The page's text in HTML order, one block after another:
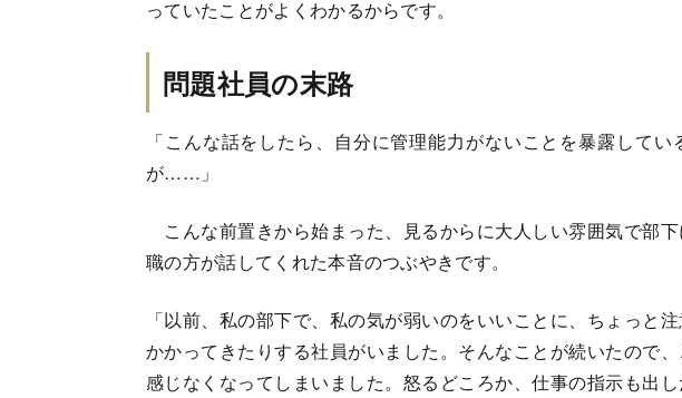
っていたことがよくわかるからです。
問題社員の末路
「こんな話をしたら、自分に管理能力がないことを暴露して
が……」
こんな前置きから始まった、見るからに大人しい雰囲気で部
職の方が話してくれた本音のつぶやきです。
「以前、私の部下で、私の気が弱いのをいいことに、ちょっと
かかってきたりする社員がいました。そんなことが続いたので
感じなくなってしまいました。怒るどころか、仕事の指示も出し